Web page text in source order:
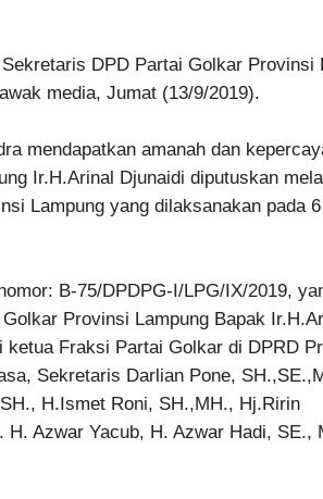
DPD Partai Golkar Provinsi
media, Jumat (13/9/2019).
mendapatkan amanah dan
Ir.H.Arinal Djunaidi diputuskan
Lampung yang dilaksanakan pada
B-75/DPDPG-I/LPG/IX/2019,
Provinsi Lampung Bapak
ketua Fraksi Partai Golkar di DPRD
Sekretaris Darlian Pone,
H.Ismet Roni, SH.,MH., Hj.Ririn
Azwar Yacub, H. Azwar Hadi, SE.,